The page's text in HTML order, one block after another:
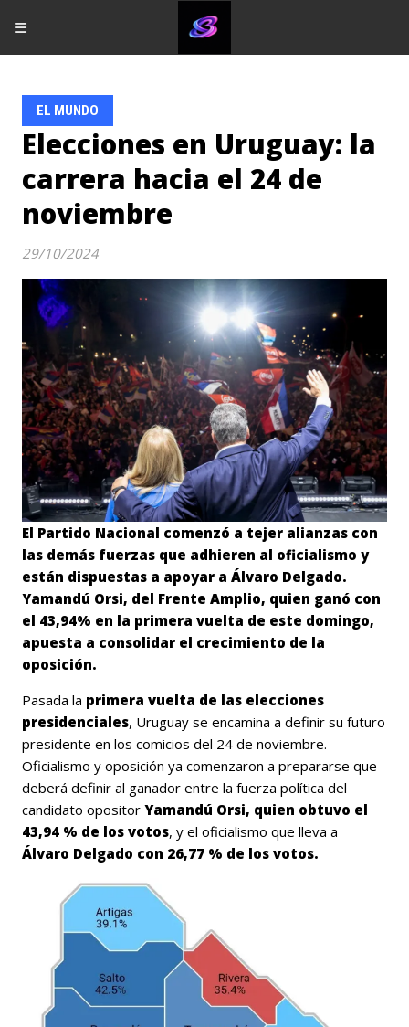
Elecciones en Uruguay: la
carrera hacia el 24 de
noviembre
EL MUNDO
29/10/2024
El Partido Nacional comenzó a tejer alianzas con
las demás fuerzas que adhieren al oficialismo y
están dispuestas a apoyar a Álvaro Delgado.
Yamandú Orsi, del Frente Amplio, quien ganó con
el 43,94% en la primera vuelta de este domingo,
apuesta a consolidar el crecimiento de la
oposición.
Pasada la primera vuelta de las elecciones
presidenciales, Uruguay se encamina a definir su futuro
presidente en los comicios del 24 de noviembre.
Oficialismo y oposición ya comenzaron a prepararse que
deberá definir al ganador entre la fuerza política del
candidato opositor Yamandú Orsi, quien obtuvo el
43,94 % de los votos, y el oficialismo que lleva a
Álvaro Delgado con 26,77 % de los votos.